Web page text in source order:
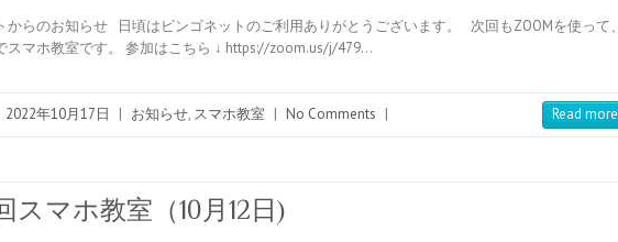
からのお知らせ 日頃はビンゴネットのご利用ありがとうございます。 次回もZOOMを使って、
スマホ教室です。 参加はこちら ↓ https://zoom.us/j/479…
2022年10月17日 | お知らせ, スマホ教室 | No Comments | Read more
スマホ教室（10月12日)